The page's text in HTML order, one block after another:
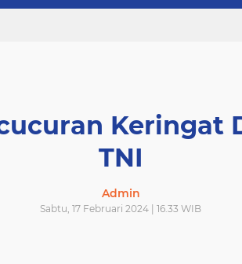
Keringat
TNI
Admin
Sabtu, 17 Februari 2024 | 16.33 WIB